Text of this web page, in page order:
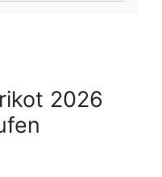
2026